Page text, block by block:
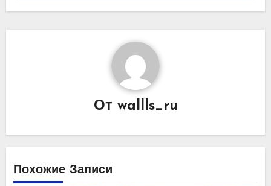
От wallls_ru
Похожие Записи